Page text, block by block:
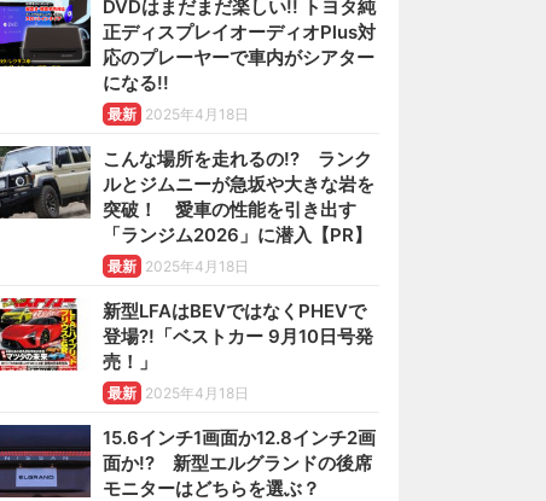
DVDはまだまだ楽しい!! トヨタ純
正ディスプレイオーディオPlus対
応のプレーヤーで車内がシアター
になる!!
最新 2025年4月18日
こんな場所を走れるの!? ランク
ルとジムニーが急坂や大きな岩を
突破！ 愛車の性能を引き出す
「ランジム2026」に潜入【PR】
最新 2025年4月18日
新型LFAはBEVではなくPHEVで
登場?!「ベストカー 9月10日号発
売！」
最新 2025年4月18日
15.6インチ1画面か12.8インチ2画
面か!? 新型エルグランドの後席
モニターはどちらを選ぶ？